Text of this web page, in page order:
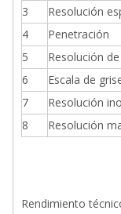
3
Resolución
4
Penetración
5
Resolución
6
Escala de
7
Resolución
8
Resolución
Rendimiento